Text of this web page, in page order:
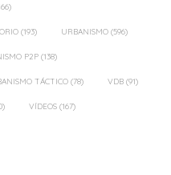
(193) URBANISMO (596)
P2P (138)
TÁCTICO (78) VDB (91)
VÍDEOS (167)